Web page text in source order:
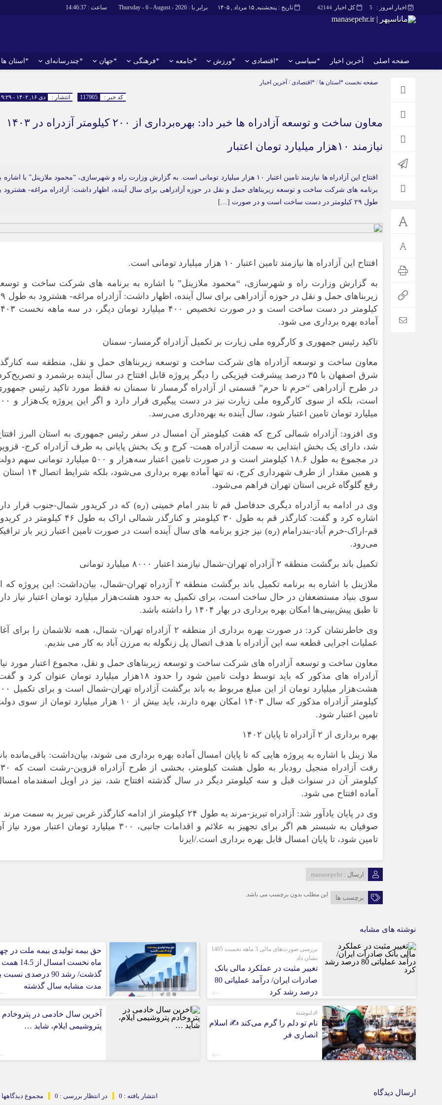
کل اخبار 42144 اخبار امروز : 5 تاریخ : پنجشنبه, ۱۵ مرداد , ۱۴۰۵ برابر با : Thursday - 6 - August - 2026 ساعت : 14:46:38
صفحه اصلی آخرین اخبار *سیاسی *اقتصادی *ورزش *جامعه *فرهنگی *جهان *چندرسانه‌ای *استان ها
آخرین اخبار
مجلس
بانک ها
نفت و انرژی
اقتصاد بین
آگهی های
*فرهنگی
ایثار و شهادت
دفاع مقدس
*جهان
بین الملل
آسیای غربی
آمریکا و اروپا
*چندرسانه‌ای
فیلم
گالری
اینفوگرافی
عکس
آذربایجان
آذربایجان
اردبیل
اصفهان
ایلام
بوشهر
تهران
چهار محال و
خراسان
خراسان
خوزستان
سیستان و
فارس
کردستان
کرمانشاه
کهگلویه و بویر
گلستان
گیلان
مرکزی
هرمزگان
همدان
صفحه نخست *استان ها / *اقتصادی/ آخرین اخبار
انتشار : دی ۱۶, ۱۴۰۲ - ۱۹:۲۹ کد خبر : 117905
معاون ساخت و توسعه آزادراه ها خبر داد: بهره‌برداری از ۲۰۰ کیلومتر آزدراه در ۱۴۰۳
نیازمند ۱۰هزار میلیارد تومان اعتبار
افتتاح این آزادراه ها نیازمند تامین اعتبار ۱۰ هزار میلیارد تومانی است. به گزارش وزارت راه و شهرسازی، “محمود ملازینل” با اشاره
برنامه های شرکت ساخت و توسعه زیربناهای حمل و نقل در حوزه آزادراهی برای سال آینده، اظهار داشت: آزادراه مراغه- هشترود
طول ۲۹ کیلومتر در دست ساخت است و در صورت […]
افتتاح این آزادراه ها نیازمند تامین اعتبار ۱۰ هزار میلیارد تومانی است.
به گزارش وزارت راه و شهرسازی، “محمود ملازینل” با اشاره به برنامه های شرکت ساخت و
زیربناهای حمل و نقل در حوزه
کیلومتر در دست ساخت است و در صورت تخصیص ۴۰۰ میلیارد تومان
آماده بهره برداری می شود.
تاکید رئیس جمهوری و کارگروه ملی زیارت بر تکمیل آزادراه گرمسار- سمنان
معاون ساخت و توسعه آزادراه های شرکت ساخت و توسعه زیربناهای حمل و نقل، منطقه سه
شرق اصفهان با ۳۵ درصد پیشرفت فیزیکی را دیگر پروژه قابل افتتاح در سال آینده برشمرد و
در طرح آزادراهی “حرم تا حرم” قسمتی از آزادراه گرمسار تا سمنان نه فقط مورد تاکید رئیس
است، بلکه از سوی کارگروه ملی زیارت نیز در دست
میلیارد تومان تامین اعتبار شود، سال آینده به بهره‌داری می‌رسد.
وی افزود: آزادراه شمالی کرج که هفت کیلومتر آن امسال در سفر رئیس جمهوری به استان البرز
شد، دارای یک بخش ابتدایی به سمت آزادراه همت- کرج و یک بخش پایانی به طرف آزادراه کرج-
در مجموع به طول ۱۸.۶ کیلومتر است و در صورت تامین اعتبار سه‌هزار و ۵۰۰ میلیارد تومانی
و همین مقدار از طرف شهرداری کرج، نه‌ تنها آماده بهره برداری می‌شود، بلکه
رفع گلوگاه غربی استان تهران فراهم می‌شود.
وی در ادامه به آزادراه دیگری حدفاصل قم تا بندر امام خمینی (ره) که در کریدور شمال-جنوب قرار
اشاره کرد و گفت: کنارگذر قم به طول ۳۰ کیلومتر و کنارگذر شمالی اراک به طول ۴۶ کیلومتر در
قم-اراک-خرم آباد-بندرامام (ره) نیز جزو برنامه های سال آینده است در صورت تامین اعتبار زیر بار
می‌رود.
تکمیل باند برگشت منطقه ۲ آزادراه تهران-شمال نیازمند اعتبار ۸۰۰۰ میلیارد تومانی
ملازینل با اشاره به برنامه تکمیل باند برگشت منطقه ۲ آزدراه تهران-شمال، بیان‌داشت: این پروژه که
سوی بنیاد مستضعفان در حال ساخت است، برای تکمیل به حدود هشت‌هزار میلیارد تومان اعتبار نیاز
تا طبق پیش‌بینی‌ها امکان بهره برداری در بهار ۱۴۰۴ را داشته باشد.
وی خاطرنشان کرد: در صورت بهره برداری از منطقه ۲ آزادراه تهران- شمال، همه تلاشمان را برای
عملیات اجرایی قطعه سه این آزادراه با هدف اتصال پل زنگوله به مرزن آباد به کار می بندیم.
معاون ساخت و توسعه آزادراه های شرکت ساخت و توسعه زیربناهای حمل و نقل، مجموع اعتبار مورد
آزادراه های مذکور که باید توسط دولت تامین شود را حدود ۱۸هزار میلیارد تومان عنوان کرد و
هشت‌هزار میلیارد تومان از این مبلغ مربوط به باند
کیلومتر آزادراه مذکور که سال ۱۴۰۳ امکان بهره دارند، باید بیش از ۱۰ هزار میلیارد تومان از سوی
تامین اعتبار شود.
بهره برداری از ۲ آزادراه تا پایان ۱۴۰۲
ملا زینل با اشاره به پروژه هایی که تا پایان امسال آماده بهره برداری می شوند، بیان‌داشت: باقی‌مانده
رفت آزادراه منجیل رودبار به طول هشت کیلومتر،
کیلومتر آن در سنوات قبل و سه کیلومتر دیگر در سال گذشته افتتاح شد، نیز در اویل اسفندماه
آماده افتتاح می شود.
وی در پایان یادآور شد: آزادراه تبریز-مرند به طول ۲۴ کیلومتر از ادامه کنارگذر غربی تبریز به سمت
صوفیان به شبستر هم اگر برای تجهیز به علائم و اقدامات جانبی، ۳۰۰ میلیارد تومان اعتبار مورد
تامین شود، تا پایان امسال قابل بهره برداری است./ایرنا
ارسال : manasepehr
برچسب ها این مطلب بدون برچسب می باشد.
نوشته های مشابه
بررسی صورت‌های مالی 3 ماهه نخست 1405
نشان داد
تغییر مثبت در عملکرد مالی بانک
صادرات ایران/ درآمد عملیاتی 80
درصد رشد کرد
حق بیمه تولیدی بیمه ملت در
ماه نخست امسال از 14.5 همت
گذشت/ رشد 90 درصدی نسبت
مدت مشابه سال گذشته
#دلنوشته
نام تو دلم را گرم می‌کند ✍️ اسلام
انصاری فر
آخرین سال خادمی در پتروخادم
پتروشیمی ایلام، شاید …
ارسال دیدگاه مجموع دیدگاهها : در انتظار بررسی : 0 انتشار یافته : 0